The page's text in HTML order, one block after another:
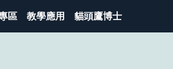
區 教學應用 貓頭鷹博士